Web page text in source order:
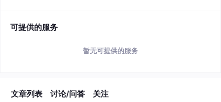
可提供的服务
暂无可提供的服务
文章列表 讨论/问答 关注